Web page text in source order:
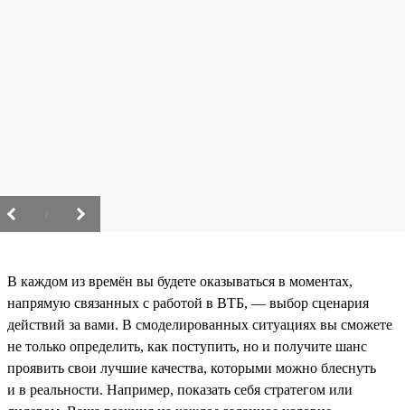
В каждом из времён вы будете оказываться в моментах,
напрямую связанных с работой в ВТБ, — выбор сценария
действий за вами. В смоделированных ситуациях вы сможете
не только определить, как поступить, но и получите шанс
проявить свои лучшие качества, которыми можно блеснуть
и в реальности. Например, показать себя стратегом или